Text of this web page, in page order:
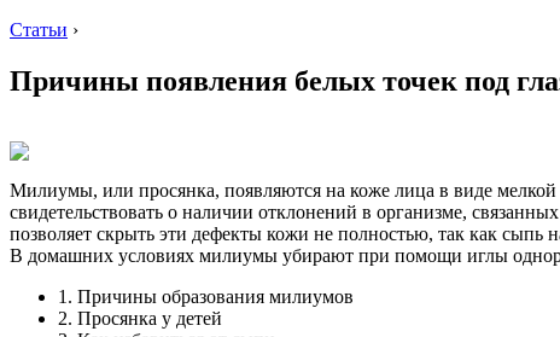
Статьи ›
Причины появления белых точек под
Милиумы, или просянка, появляются на коже лица в виде
свидетельствовать о наличии отклонений в организме,
позволяет скрыть эти дефекты кожи не полностью, так как
В домашних условиях милиумы убирают при помощи иглы
1. Причины образования милиумов
2. Просянка у детей